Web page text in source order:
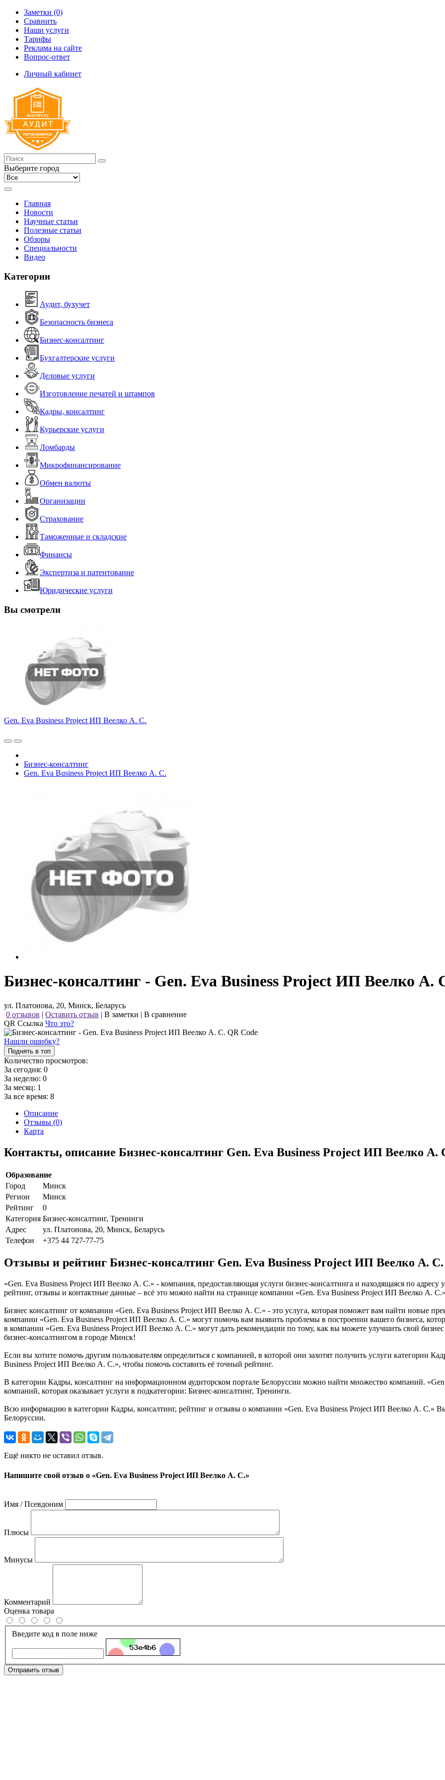
Заметки (0)
Сравнить
Наши услуги
Тарифы
Реклама на сайте
Вопрос-ответ
Личный кабинет
Выберите город
Главная
Новости
Научные статьи
Полезные статьи
Обзоры
Специальности
Видео
Категории
Аудит, бухучет
Безопасность бизнеса
Бизнес-консалтинг
Бухгалтерские услуги
Деловые услуги
Изготовление печатей и штампов
Кадры, консалтинг
Курьерские услуги
Ломбарды
Микрофинансирование
Обмен валюты
Организации
Страхование
Таможенные и складские
Финансы
Экспертиза и патентование
Юридические услуги
Вы смотрели
Gen. Eva Business Project ИП Веелко А. С.
Бизнес-консалтинг
Gen. Eva Business Project ИП Веелко А. С.
Бизнес-консалтинг - Gen. Eva Business Project ИП Веелко А.
ул. Платонова, 20, Минск, Беларусь
0 отзывов | Оставить отзыв | В заметки | В сравнение
QR Ссылка Что это?
Нашли ошибку?
Поднять в топ
Количество просмотров:
За сегодня: 0
За неделю: 0
За месяц: 1
За все время: 8
Описание
Отзывы (0)
Карта
Контакты, описание Бизнес-консалтинг Gen. Eva Business Project ИП Веелко А.
Образование
Город
Минск
Регион
Минск
Рейтинг
0
Категория Бизнес-консалтинг, Тренинги
Адрес
ул. Платонова, 20, Минск, Беларусь
Телефон
+375 44 727-77-75
Отзывы и рейтинг Бизнес-консалтинг Gen. Eva Business Project ИП Веелко А. С.
«Gen. Eva Business Project ИП Веелко А. С.» - компания, предоставляющая услуги бизнес-консалтинга и находящаяся по
рейтинг, отзывы и контактные данные – всё это можно найти на странице компании «Gen. Eva Business Project ИП Веелко А.
Бизнес консалтинг от компании «Gen. Eva Business Project ИП Веелко А. С.» - это услуга, которая поможет вам найти новые
компании «Gen. Eva Business Project ИП Веелко А. С.» могут помочь вам выявить проблемы в построении вашего бизнеса,
в компании «Gen. Eva Business Project ИП Веелко А. С.» могут дать рекомендации по тому, как вы можете улучшить свой
бизнес-консалтингом в городе Минск!
Если вы хотите помочь другим пользователям определиться с компанией, в которой они захотят получить услуги категории
Business Project ИП Веелко А. С.», чтобы помочь составить её точный рейтинг.
В категории Кадры, консалтинг на информационном аудиторском портале Белоруссии можно найти множество компаний.
компаний, которая оказывает услуги в подкатегории: Бизнес-консалтинг, Тренинги.
Всю информацию в категории Кадры, консалтинг, рейтинг и отзывы о компании «Gen. Eva Business Project ИП Веелко А. С.»
Белоруссии.
Ещё никто не оставил отзыв.
Напишите свой отзыв о «Gen. Eva Business Project ИП Веелко А. С.»
Имя / Псевдоним
Плюсы
Минусы
Комментарий
Оценка товара
Введите код в поле ниже
Отправить отзыв